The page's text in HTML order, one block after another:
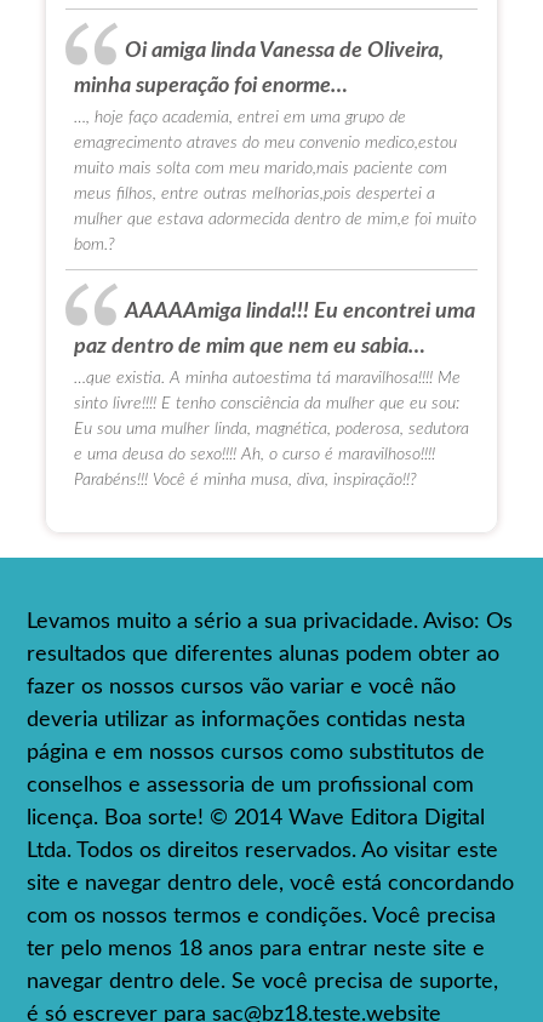
Oi amiga linda Vanessa de Oliveira,
minha superação foi enorme…
…, hoje faço academia, entrei em uma grupo de
emagrecimento atraves do meu convenio medico,estou
muito mais solta com meu marido,mais paciente com
meus filhos, entre outras melhorias,pois despertei a
mulher que estava adormecida dentro de mim,e foi muito
bom.?
AAAAAmiga linda!!! Eu encontrei uma
paz dentro de mim que nem eu sabia…
…que existia. A minha autoestima tá maravilhosa!!!! Me
sinto livre!!!! E tenho consciência da mulher que eu sou:
Eu sou uma mulher linda, magnética, poderosa, sedutora
e uma deusa do sexo!!!! Ah, o curso é maravilhoso!!!!
Parabéns!!! Você é minha musa, diva, inspiração!!?
Levamos muito a sério a sua privacidade. Aviso: Os
resultados que diferentes alunas podem obter ao
fazer os nossos cursos vão variar e você não
deveria utilizar as informações contidas nesta
página e em nossos cursos como substitutos de
conselhos e assessoria de um profissional com
licença. Boa sorte! © 2014 Wave Editora Digital
Ltda. Todos os direitos reservados. Ao visitar este
site e navegar dentro dele, você está concordando
com os nossos termos e condições. Você precisa
ter pelo menos 18 anos para entrar neste site e
navegar dentro dele. Se você precisa de suporte,
é só escrever parasac@bz18.teste.website